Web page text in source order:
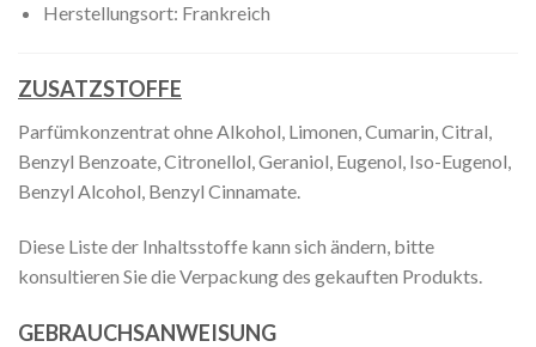
Herstellungsort: Frankreich
ZUSATZSTOFFE
Parfümkonzentrat ohne Alkohol, Limonen, Cumarin, Citral,
Benzyl Benzoate, Citronellol, Geraniol, Eugenol, Iso-Eugenol,
Benzyl Alcohol, Benzyl Cinnamate.
Diese Liste der Inhaltsstoffe kann sich ändern, bitte
konsultieren Sie die Verpackung des gekauften Produkts.
GEBRAUCHSANWEISUNG